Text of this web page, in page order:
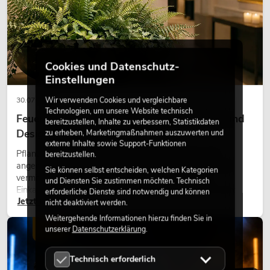
30.07.2026
Feuerhemmende Kunstpflanzen: Sicherheit und
Design perfekt kombiniert
Pflanzen machen Räume lebendig. Sie schaffen eine
angenehme Atmosphäre, verbessern das Ambiente und
vermitteln Natürlichkeit. Ob in Hotels, Restaurants,
Einkaufszentren, Bürogebäuden oder auf Messeständen:
eine hochwertige Begrünung gehört heute längst zum
modernen Raumkonzept.
Jetzt lesen
LICHT
Cookies und Datenschutz-
Einstellungen
Wir verwenden Cookies und vergleichbare
Technologien, um unsere Website technisch
bereitzustellen, Inhalte zu verbessern, Statistikdaten
zu erheben, Marketingmaßnahmen auszuwerten und
externe Inhalte sowie Support-Funktionen
bereitzustellen.
Sie können selbst entscheiden, welchen Kategorien
und Diensten Sie zustimmen möchten. Technisch
erforderliche Dienste sind notwendig und können
nicht deaktiviert werden.
Weitergehende Informationen hierzu finden Sie in
unsererDatenschutzerklärung.
Technisch erforderlich